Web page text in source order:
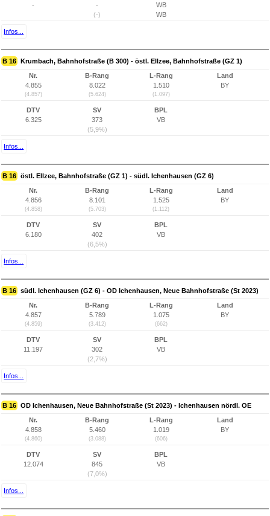
-
-
(-)
WB
WB
Infos...
B 16 Krumbach, Bahnhofstraße (B 300) - östl. Ellzee, Bahnhofstraße (GZ 1)
Nr.
4.855
(4.857)
B-Rang
8.022
(5.624)
L-Rang
1.510
(1.097)
Land
BY
DTV
6.325
SV
373
(5,9%)
BPL
VB
Infos...
B 16 östl. Ellzee, Bahnhofstraße (GZ 1) - südl. Ichenhausen (GZ 6)
Nr.
4.856
(4.858)
B-Rang
8.101
(5.703)
L-Rang
1.525
(1.112)
Land
BY
DTV
6.180
SV
402
(6,5%)
BPL
VB
Infos...
B 16 südl. Ichenhausen (GZ 6) - OD Ichenhausen, Neue Bahnhofstraße (St 2023)
Nr.
4.857
(4.859)
B-Rang
5.789
(3.412)
L-Rang
1.075
(662)
Land
BY
DTV
11.197
SV
302
(2,7%)
BPL
VB
Infos...
B 16 OD Ichenhausen, Neue Bahnhofstraße (St 2023) - Ichenhausen nördl. OE
Nr.
4.858
(4.860)
B-Rang
5.460
(3.088)
L-Rang
1.019
(606)
Land
BY
DTV
12.074
SV
845
(7,0%)
BPL
VB
Infos...